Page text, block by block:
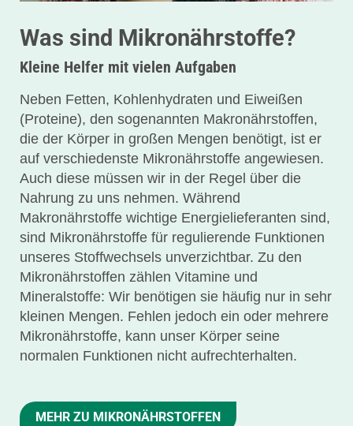
Was sind Mikronährstoffe?
Kleine Helfer mit vielen Aufgaben
Neben Fetten, Kohlenhydraten und Eiweißen
(Proteine), den sogenannten Makronährstoffen,
die der Körper in großen Mengen benötigt, ist er
auf verschiedenste Mikronährstoffe angewiesen.
Auch diese müssen wir in der Regel über die
Nahrung zu uns nehmen. Während
Makronährstoffe wichtige Energielieferanten sind,
sind Mikronährstoffe für regulierende Funktionen
unseres Stoffwechsels unverzichtbar. Zu den
Mikronährstoffen zählen Vitamine und
Mineralstoffe: Wir benötigen sie häufig nur in sehr
kleinen Mengen. Fehlen jedoch ein oder mehrere
Mikronährstoffe, kann unser Körper seine
normalen Funktionen nicht aufrechterhalten.
MEHR ZU MIKRO­NÄHR­STOFFEN